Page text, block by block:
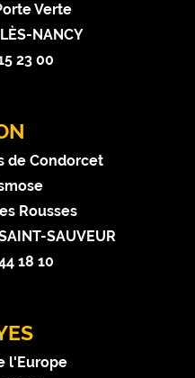
Verte
NANCY
23 00
de Condorcet
Rousses
SAUVEUR
18 10
l'Europe